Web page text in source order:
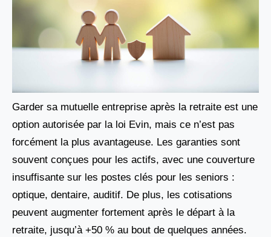
Garder sa mutuelle entreprise après la retraite est une
option autorisée par la loi Evin, mais ce n’est pas
forcément la plus avantageuse. Les garanties sont
souvent conçues pour les actifs, avec une couverture
insuffisante sur les postes clés pour les seniors :
optique, dentaire, auditif. De plus, les cotisations
peuvent augmenter fortement après le départ à la
retraite, jusqu’à +50 % au bout de quelques années.